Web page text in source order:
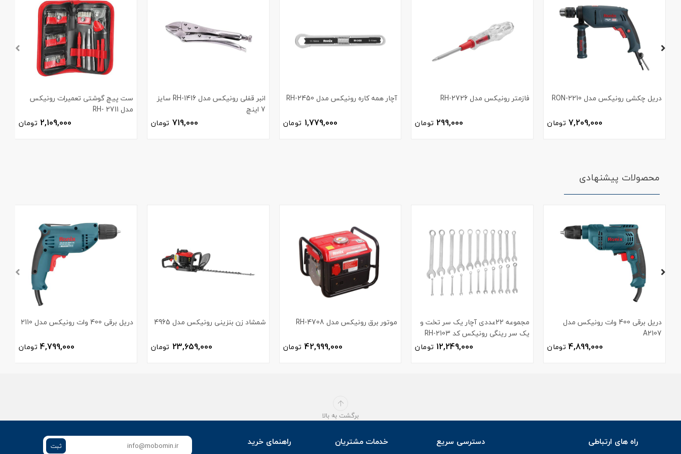
دریل چکشی رونیکس مدل RON-2210
7,209,000 تومان
فازمتر رونیکس مدل RH-2726
299,000 تومان
آچار همه کاره رونیکس مدل RH-2450
1,779,000 تومان
انبر قفلی رونیکس مدل RH-1416 سایز
7 اینچ
719,000 تومان
ست پیچ گوشتی تعمیرات رونیکس
مدل 2711 -RH
2,109,000 تومان
محصولات پیشنهادی
دریل برقی 400 وات رونیکس مدل
A2107
4,899,000 تومان
مجموعه 22عددی آچار یک سر تخت و
یک سر رینگی رونیکس کد RH-2103
12,249,000 تومان
موتور برق رونیکس مدل RH-4708
42,999,000 تومان
شمشاد زن بنزینی رونیکس مدل 4965
23,659,000 تومان
دریل برقی 400 وات رونیکس مدل 2110
4,799,000 تومان
برگشت به بالا
راه های ارتباطی
دسترسی سریع خدمات مشتریان راهنمای خرید ثبت